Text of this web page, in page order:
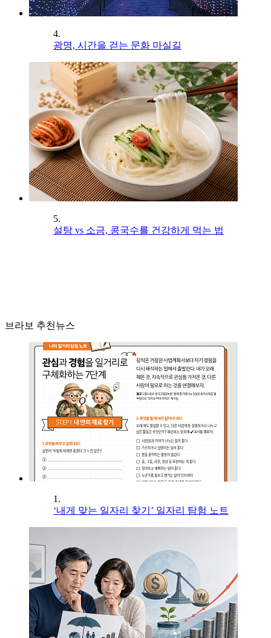
4.
광명, 시간을 걷는 문화 마실길
5.
설탕 vs 소금, 콩국수를 건강하게 먹는 법
브라보 추천뉴스
1.
‘내게 맞는 일자리 찾기’ 일자리 탐험 노트